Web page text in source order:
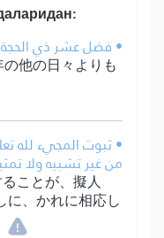
• فضل عشر ذي الحجة
他の日々よりも
• ثبوت المجيء لله
من غير تشبيه ولا
ことが、擬人
、かれに相応し